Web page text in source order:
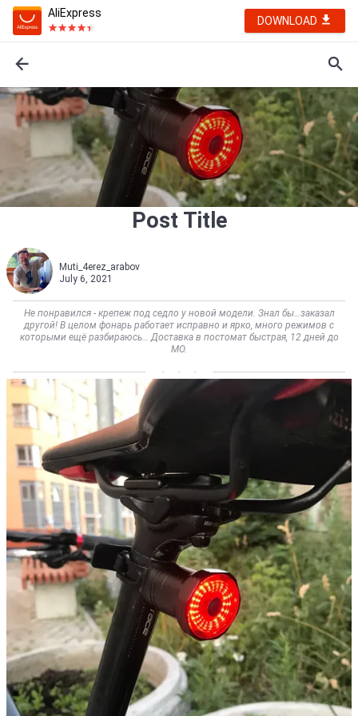
AliExpress
DOWNLOAD
Post Title
Muti_4erez_arabov
July 6, 2021
Не понравился - крепеж под седло у новой модели. Знал бы…заказал
другой! В целом фонарь работает исправно и ярко, много режимов с
которыми ещё разбираюсь… Доставка в постомат быстрая, 12 дней до
МО.